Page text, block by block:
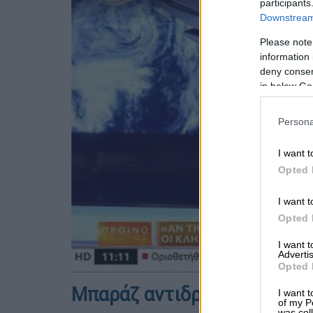
Please
information
deny
in below
I want
Opted
I want
Opted
I want
Opted
I want
of my
Μπαράζ αντιδράσεων